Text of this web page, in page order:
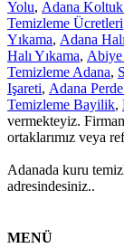
Yolu, Adana
Temizleme Ücretleri
Yıkama, Adana
Halı Yıkama, Abiye
Temizleme Adana,
Işareti, Adana
Temizleme Bayilik,
vermekteyiz.
ortaklarımız veya
Adanada kuru
adresindesiniz..
MENÜ